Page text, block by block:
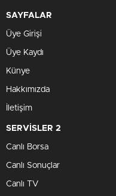
SAYFALAR
Üye Girişi
Üye Kaydı
Künye
Hakkımızda
İletişim
SERVİSLER 2
Canlı Borsa
Canlı Sonuçlar
Canlı TV